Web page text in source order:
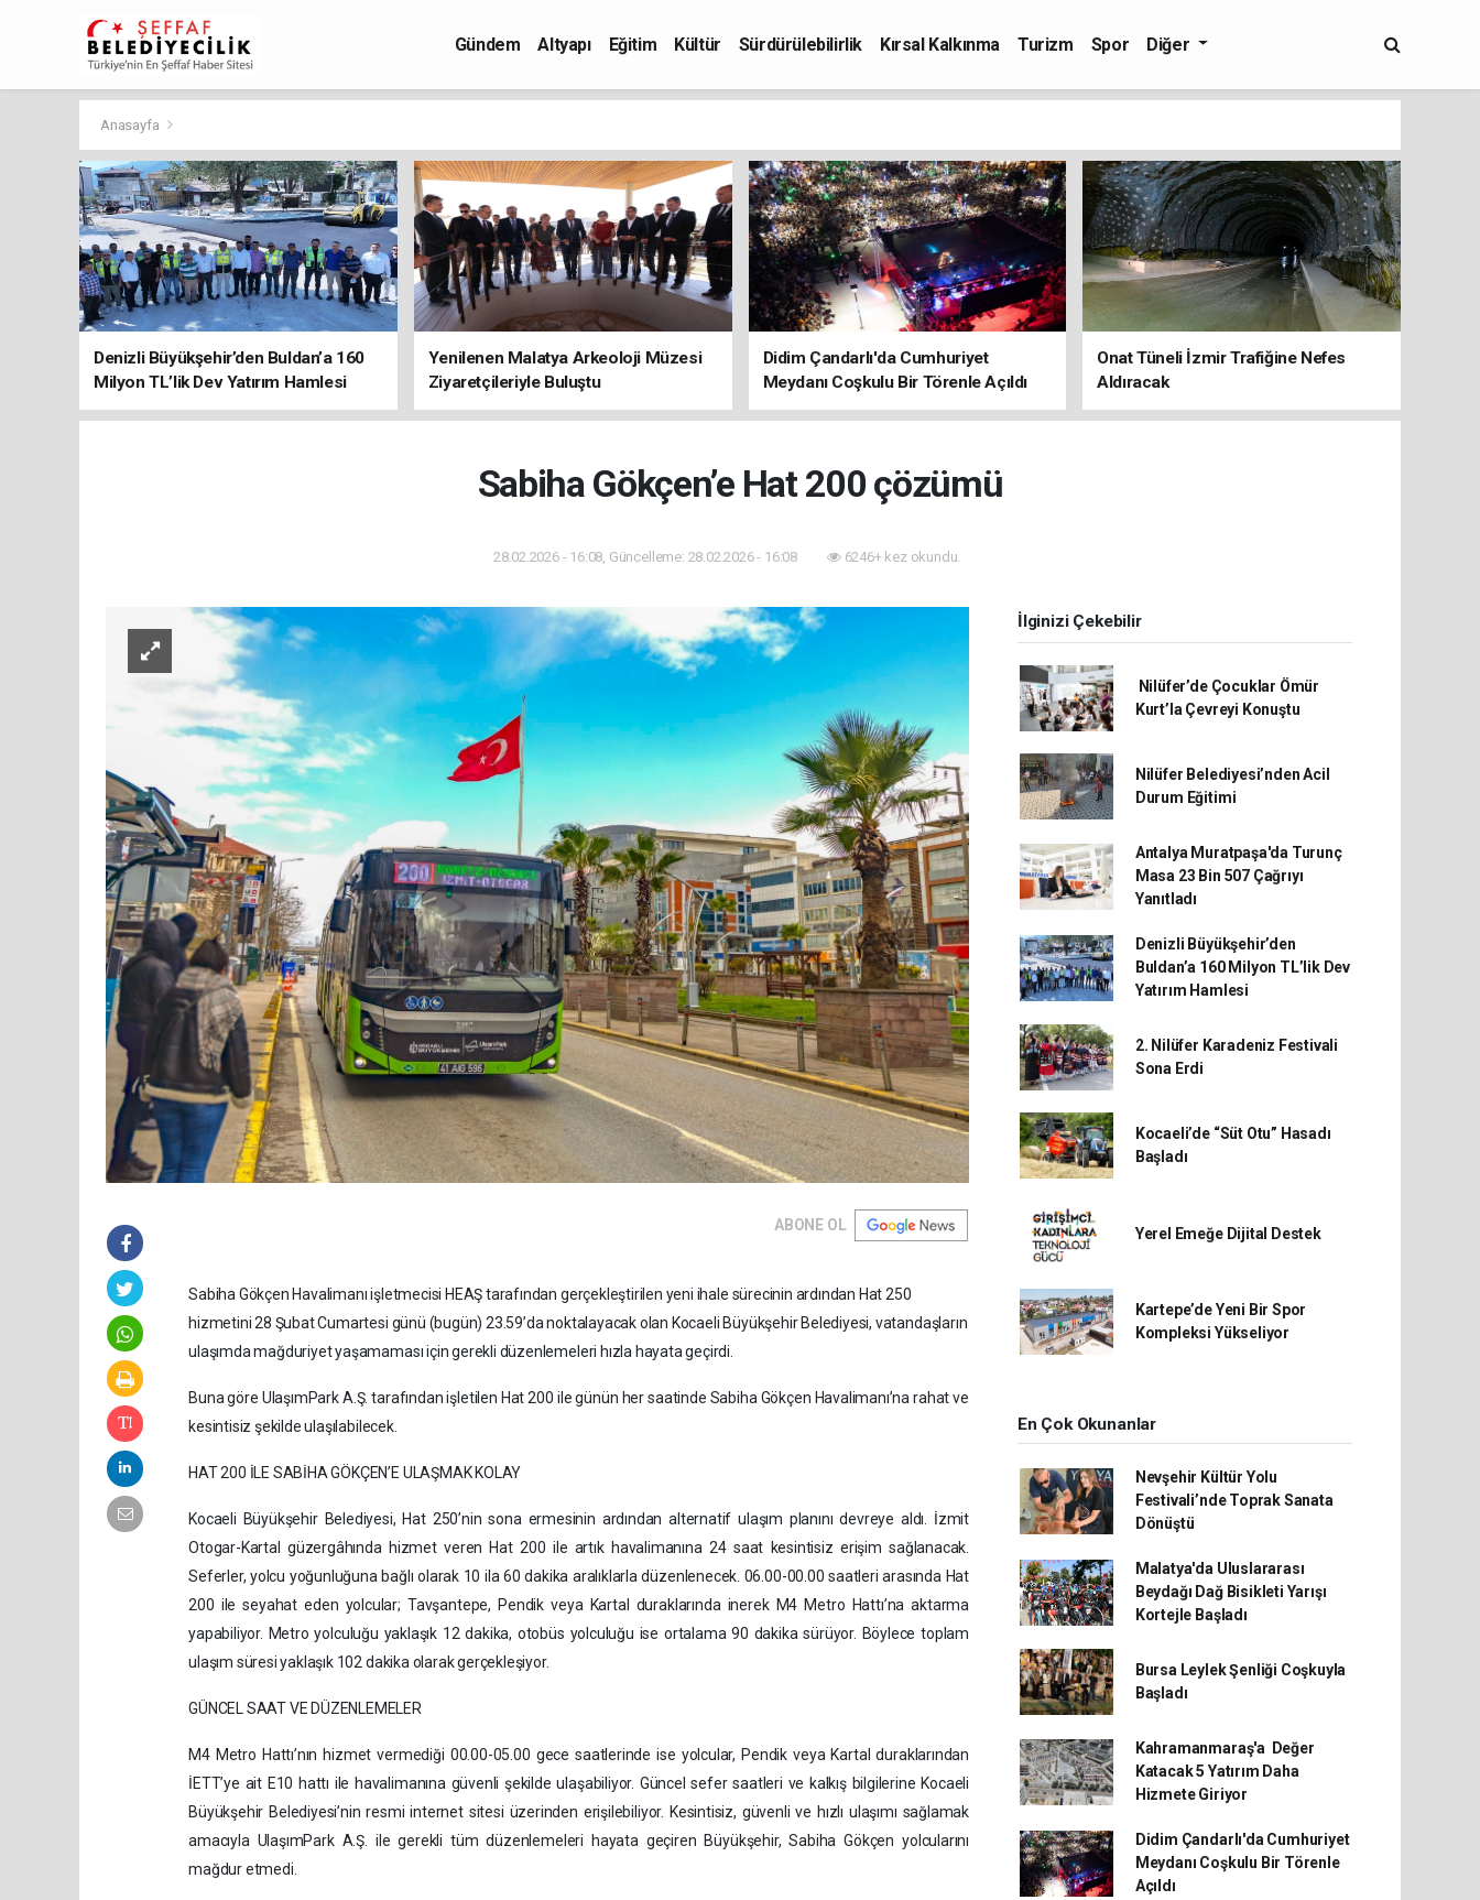
Gündem Altyapı Eğitim Kültür Sürdürülebilirlik Kırsal Kalkınma Turizm Spor Diğer
Anasayfa
Denizli Büyükşehir’den Buldan’a 160
Milyon TL’lik Dev Yatırım Hamlesi
Yenilenen Malatya Arkeoloji Müzesi
Ziyaretçileriyle Buluştu
Didim Çandarlı'da Cumhuriyet
Meydanı Coşkulu Bir Törenle Açıldı
Onat Tüneli İzmir Trafiğine Nefes
Aldıracak
Sabiha Gökçen’e Hat 200 çözümü
28.02.2026 - 16:08, Güncelleme: 28.02.2026 - 16:08 6246+ kez okundu.
ABONE OL
Sabiha Gökçen Havalimanı işletmecisi HEAŞ tarafından gerçekleştirilen yeni ihale sürecinin ardından Hat 250
hizmetini 28 Şubat Cumartesi günü (bugün) 23.59’da noktalayacak olan Kocaeli Büyükşehir Belediyesi, vatandaşların
ulaşımda mağduriyet yaşamaması için gerekli düzenlemeleri hızla hayata geçirdi.
Buna göre UlaşımPark A.Ş. tarafından işletilen Hat 200 ile günün her saatinde Sabiha Gökçen Havalimanı’na rahat ve
kesintisiz şekilde ulaşılabilecek.
HAT 200 İLE SABİHA GÖKÇEN’E ULAŞMAK KOLAY
Kocaeli Büyükşehir Belediyesi, Hat 250’nin sona ermesinin ardından alternatif ulaşım planını devreye aldı. İzmit
Otogar-Kartal güzergâhında hizmet veren Hat 200 ile artık havalimanına 24 saat kesintisiz erişim sağlanacak.
Seferler, yolcu yoğunluğuna bağlı olarak 10 ila 60 dakika aralıklarla düzenlenecek. 06.00-00.00 saatleri arasında Hat
200 ile seyahat eden yolcular; Tavşantepe, Pendik veya Kartal duraklarında inerek M4 Metro Hattı’na aktarma
yapabiliyor. Metro yolculuğu yaklaşık 12 dakika, otobüs yolculuğu ise ortalama 90 dakika sürüyor. Böylece toplam
ulaşım süresi yaklaşık 102 dakika olarak gerçekleşiyor.
GÜNCEL SAAT VE DÜZENLEMELER
M4 Metro Hattı’nın hizmet vermediği 00.00-05.00 gece saatlerinde ise yolcular, Pendik veya Kartal duraklarından
İETT’ye ait E10 hattı ile havalimanına güvenli şekilde ulaşabiliyor. Güncel sefer saatleri ve kalkış bilgilerine Kocaeli
Büyükşehir Belediyesi’nin resmi internet sitesi üzerinden erişilebiliyor. Kesintisiz, güvenli ve hızlı ulaşımı sağlamak
amacıyla UlaşımPark A.Ş. ile gerekli tüm düzenlemeleri hayata geçiren Büyükşehir, Sabiha Gökçen yolcularını
mağdur etmedi.
İlginizi Çekebilir
Nilüfer’de Çocuklar Ömür
Kurt’la Çevreyi Konuştu
Nilüfer Belediyesi’nden Acil
Durum Eğitimi
Antalya Muratpaşa'da Turunç
Masa 23 Bin 507 Çağrıyı
Yanıtladı
Denizli Büyükşehir’den
Buldan’a 160 Milyon TL’lik Dev
Yatırım Hamlesi
2. Nilüfer Karadeniz Festivali
Sona Erdi
Kocaeli’de “Süt Otu” Hasadı
Başladı
Yerel Emeğe Dijital Destek
Kartepe’de Yeni Bir Spor
Kompleksi Yükseliyor
En Çok Okunanlar
Nevşehir Kültür Yolu
Festivali’nde Toprak Sanata
Dönüştü
Malatya'da Uluslararası
Beydağı Dağ Bisikleti Yarışı
Kortejle Başladı
Bursa Leylek Şenliği Coşkuyla
Başladı
Kahramanmaraş'a Değer
Katacak 5 Yatırım Daha
Hizmete Giriyor
Didim Çandarlı'da Cumhuriyet
Meydanı Coşkulu Bir Törenle
Açıldı